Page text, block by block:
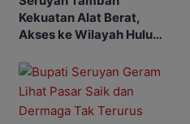
Kekuatan Alat Berat,
Akses ke Wilayah Hulu